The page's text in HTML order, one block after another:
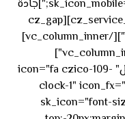
sk_icon_mobile="margin-right:0px;margin-left:0px;"]جادة
الشيخ محمد بن راشد – دبي[/cz_service_box][cz_gap
height="0px" height_tablet="50px"][/vc_column_inner]
[vc_column_inner offset="vc_col-md-4"]
[cz_service_box title="ساعات العمل" icon="fa czico-109-
clock-1"
sk_icon="font-